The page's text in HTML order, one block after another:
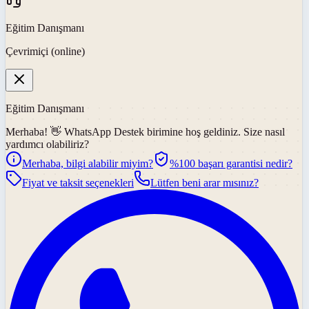
Eğitim Danışmanı
Çevrimiçi (online)
Eğitim Danışmanı
Merhaba! 👋 WhatsApp Destek birimine hoş geldiniz. Size nasıl
yardımcı olabiliriz?
Merhaba, bilgi alabilir miyim?
%100 başarı garantisi nedir?
Fiyat ve taksit seçenekleri
Lütfen beni arar mısınız?